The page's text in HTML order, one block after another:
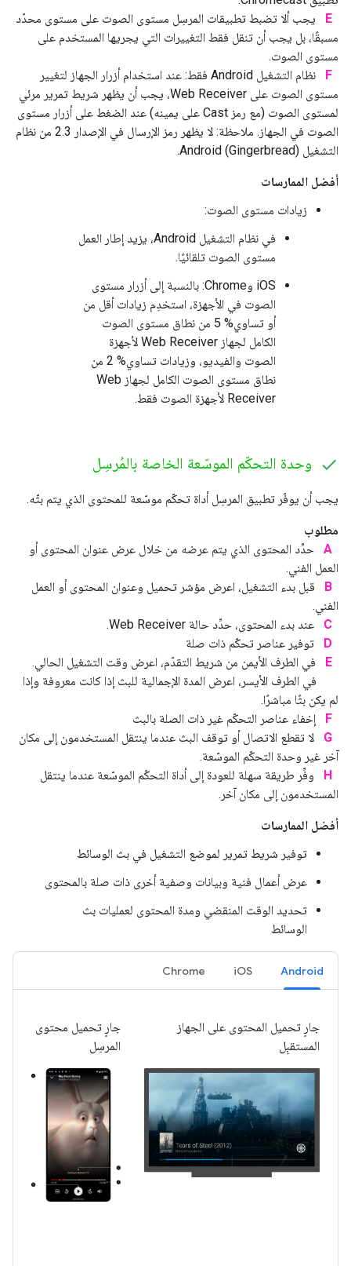
يجب ألا تضبط تطبيقات المرسِل مستوى الصوت على مستوى محدّد
مسبقًا، بل يجب أن تنقل فقط التغييرات التي يجريها المستخدم على
مستوى الصوت.
نظام التشغيل Android فقط: عند استخدام أزرار الجهاز لتغيير
مستوى الصوت على Web Receiver، يجب أن يظهر شريط تمرير مرئي
لمستوى الصوت (مع رمز Cast على يمينه) عند الضغط على أزرار مستوى
الصوت في الجهاز. ملاحظة: لا يظهر رمز الإرسال في الإصدار 2.3 من نظام
التشغيل Android (Gingerbread).
أفضل الممارسات
زيادات مستوى الصوت:
في نظام التشغيل Android، يزيد إطار العمل
مستوى الصوت تلقائيًا.
‫iOS وChrome: بالنسبة إلى أزرار مستوى
الصوت في الأجهزة، استخدِم زيادات أقل من
أو تساوي% 5 من نطاق مستوى الصوت
الكامل لجهاز Web Receiver لأجهزة
الصوت والفيديو، وزيادات تساوي% 2 من
نطاق مستوى الصوت الكامل لجهاز Web
Receiver لأجهزة الصوت فقط.
وحدة التحكّم الموسّعة الخاصة بالمُرسِل
يجب أن يوفّر تطبيق المرسِل أداة تحكّم موسّعة للمحتوى الذي يتم بثّه.
مطلوب
حدِّد المحتوى الذي يتم عرضه من خلال عرض عنوان المحتوى أو
العمل الفني.
قبل بدء التشغيل، اعرض مؤشر تحميل وعنوان المحتوى أو العمل
الفني.
عند بدء المحتوى، حدِّد حالة Web Receiver.
توفير عناصر تحكّم ذات صلة
في الطرف الأيمن من شريط التقدّم، اعرض وقت التشغيل الحالي.
في الطرف الأيسر، اعرض المدة الإجمالية للبث إذا كانت معروفة وإذا
لم يكن بثًا مباشرًا.
إخفاء عناصر التحكّم غير ذات الصلة بالبث
لا تقطع الاتصال أو توقف البث عندما ينتقل المستخدمون إلى مكان
آخر غير وحدة التحكّم الموسّعة.
وفِّر طريقة سهلة للعودة إلى أداة التحكّم الموسّعة عندما ينتقل
المستخدمون إلى مكان آخر.
أفضل الممارسات
توفير شريط تمرير لموضع التشغيل في بث الوسائط
عرض أعمال فنية وبيانات وصفية أخرى ذات صلة بالمحتوى
تحديد الوقت المنقضي ومدة المحتوى لعمليات بث
الوسائط
Android
iOS
Chrome
جارٍ تحميل محتوى
المرسِل
جارٍ تحميل المحتوى على الجهاز
المستقبِل